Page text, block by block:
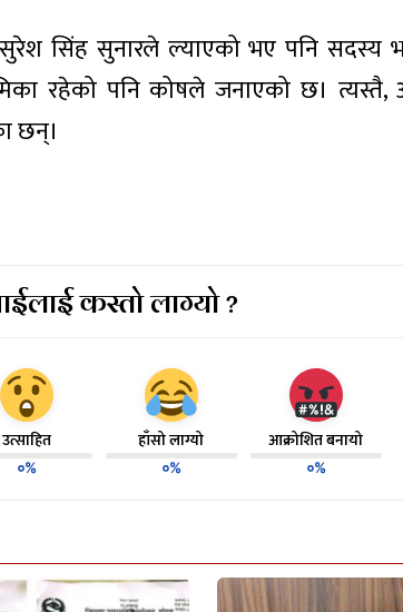
सिंह सुनारले ल्याएको भए पनि सदस्य
रहेको पनि कोषले जनाएको छ।
छन्।
कस्तो लाग्यो ?
उत्साहित
०%
हाँसो लाग्यो
०%
आक्रोशित बनायो
०%